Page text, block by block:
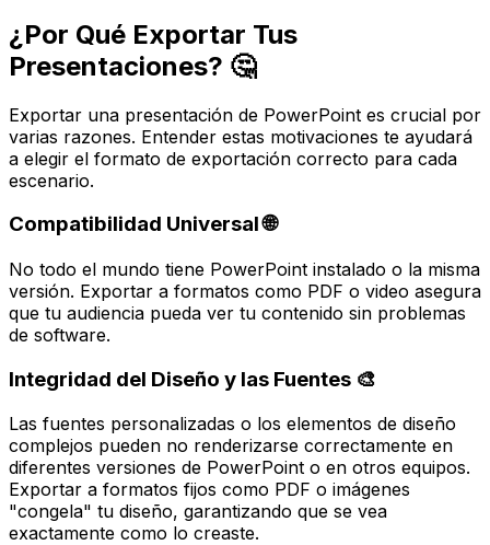
¿Por Qué Exportar Tus
Presentaciones? 🤔
Exportar una presentación de PowerPoint es crucial por
varias razones. Entender estas motivaciones te ayudará
a elegir el formato de exportación correcto para cada
escenario.
Compatibilidad Universal 🌐
No todo el mundo tiene PowerPoint instalado o la misma
versión. Exportar a formatos como PDF o video asegura
que tu audiencia pueda ver tu contenido sin problemas
de software.
Integridad del Diseño y las Fuentes 🎨
Las fuentes personalizadas o los elementos de diseño
complejos pueden no renderizarse correctamente en
diferentes versiones de PowerPoint o en otros equipos.
Exportar a formatos fijos como PDF o imágenes
"congela" tu diseño, garantizando que se vea
exactamente como lo creaste.